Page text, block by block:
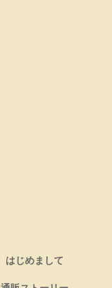
はじめまして